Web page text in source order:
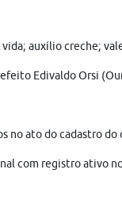
auxílio creche;
Edivaldo Orsi
no ato do cadastro
com registro ativo